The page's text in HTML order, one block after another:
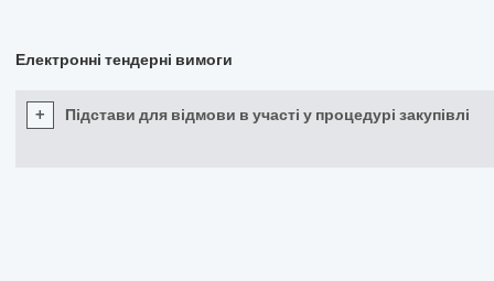
Електронні тендерні вимоги
+ Підстави для відмови в участі у процедурі закупівлі